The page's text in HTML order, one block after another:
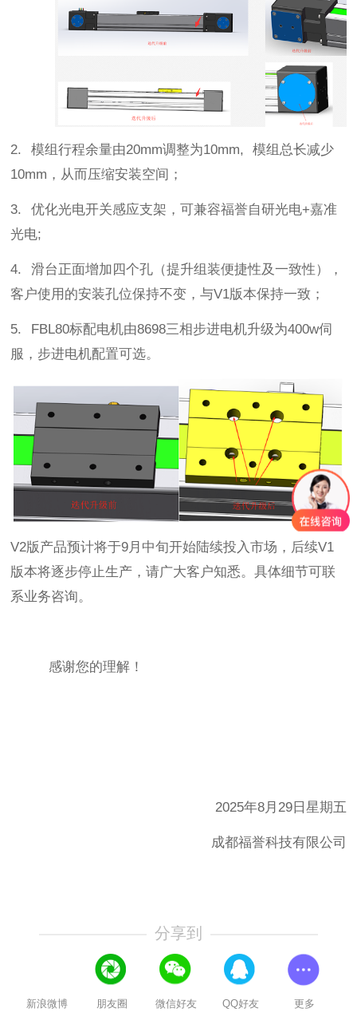
2. 模组行程余量由20mm调整为10mm, 模组总长减少
10mm ，从而压缩安装空间 ；
3. 优化光电开关感应支架，可兼容福誉自研光电+嘉准
光电;
4. 滑台正面增加四个孔（提升组装便捷性及一致性），
客户使用的安装孔位保持不变，与V1版本保持一致 ；
5. FBL80标配电机由8698三相步进电机升级为400w伺
服，步进电机配置可选。
V2版产品预计将于9月中旬开始陆续投入市场，后续V1
版本将逐步停止生产，请广大客户知悉。具体细节可联
系业务咨询。
感谢您的理解！
2025年8月 29 日星期五
成都福誉科技有限公司
分享到
新浪微博 朋友圈 微信好友 QQ好友 更多